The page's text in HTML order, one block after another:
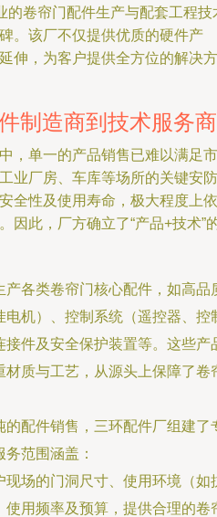
的卷帘门配件生产与配套工程技
。该厂不仅提供优质的硬件产
伸，为客户提供全方位的解决方
制造商到技术服务商
，单一的产品销售已难以满足市
业厂房、车库等场所的关键安防
全性及使用寿命，极大程度上依
因此，厂方确立了“产品+技术”
产各类卷帘门核心配件，如高品
电机）、控制系统（遥控器、控
件及安全保护装置等。这些产
质与工艺，从源头上保障了卷
的配件销售，三环配件厂组建了
范围涵盖：
现场的门洞尺寸、使用环境（如
使用频率及预算，提供合理的卷